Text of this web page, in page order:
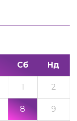
Сб Нд
1 2
8 9